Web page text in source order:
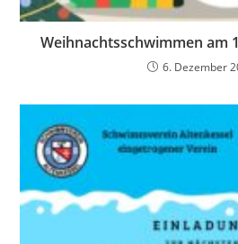
Weihnachtsschwimmen am
6. Dezember